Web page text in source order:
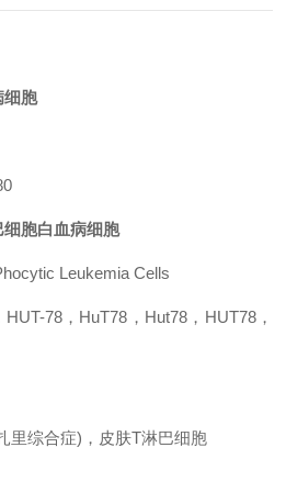
细胞
胞白血病细胞
Leukemia Cells
78，HuT78，Hut78，HUT78，
里综合症)，皮肤T淋巴细胞